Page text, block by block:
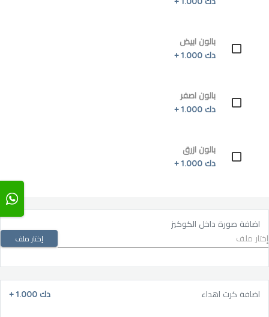
بالون ابيض
دك 1.000 +
بالون اصفر
دك 1.000 +
بالون ازرق
دك 1.000 +
اضافة صورة داخل الكوكيز
إختار ملف
اضافة كرت اهداء + دك 1.000